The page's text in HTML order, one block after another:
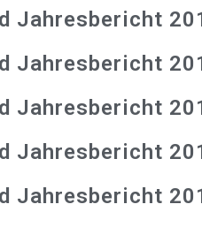
Jahresbericht
Jahresbericht
Jahresbericht
Jahresbericht
Jahresbericht